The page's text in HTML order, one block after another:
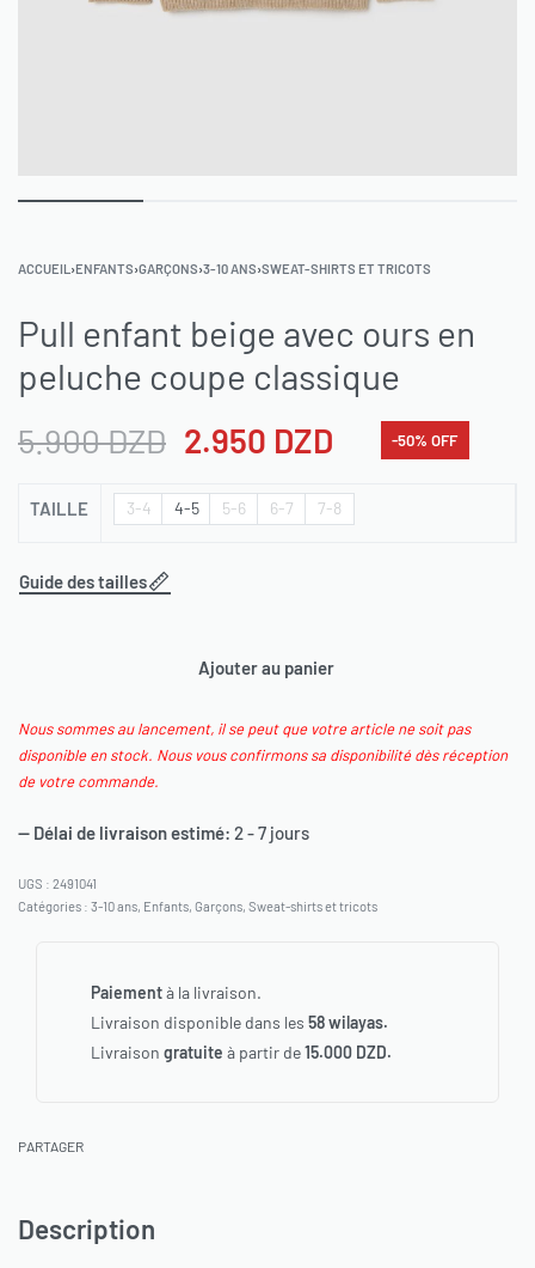
ACCUEIL ›ENFANTS›GARÇONS›3-10 ANS›SWEAT-SHIRTS ET TRICOTS
Pull enfant beige avec ours en
peluche coupe classique
5.900DZD 2.950 DZD -50% OFF
TAILLE 3-4 4-5 5-6 6-7 7-8
Guide des tailles
Ajouter au panier
Nous sommes au lancement, il se peut que votre article ne soit pas
disponible en stock. Nous vous confirmons sa disponibilité dès réception
de votre commande.
— Délai de livraison estimé: 2 - 7 jours
2491041
Catégories : 3-10 ans Enfants Garçons Sweat-shirts et tricots
Paiementà la livraison.
Livraison disponible dans les 58 wilayas.
Livraison gratuite à partir de15.000 DZD.
PARTAGER
Description